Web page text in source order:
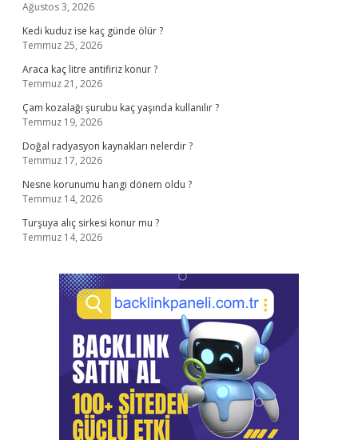
Ağustos 3, 2026
Kedi kuduz ise kaç günde ölür ?
Temmuz 25, 2026
Araca kaç litre antifiriz konur ?
Temmuz 21, 2026
Çam kozalağı şurubu kaç yaşında kullanılır ?
Temmuz 19, 2026
Doğal radyasyon kaynakları nelerdir ?
Temmuz 17, 2026
Nesne korunumu hangi dönem oldu ?
Temmuz 14, 2026
Turşuya alıç sirkesi konur mu ?
Temmuz 14, 2026